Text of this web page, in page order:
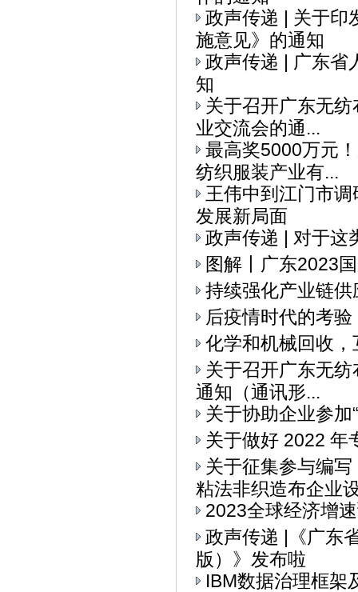
政声传递 | 关于印
施意见》的通知
政声传递 | 广东省
知
关于召开广东无纺
业交流会的通...
最高奖5000万元
纺织服装产业有...
王伟中到江门市
发展新局面
政声传递 | 对于
图解丨广东2023
持续强化产业链
后疫情时代的考验
化学和机械回收
关于召开广东无
通知（通讯形...
关于协助企业参加
关于做好 2022 年
关于征集参与编
粘法非织造布企业
2023全球经济增
政声传递 |《广东
版）》发布啦
IBM数据治理框架